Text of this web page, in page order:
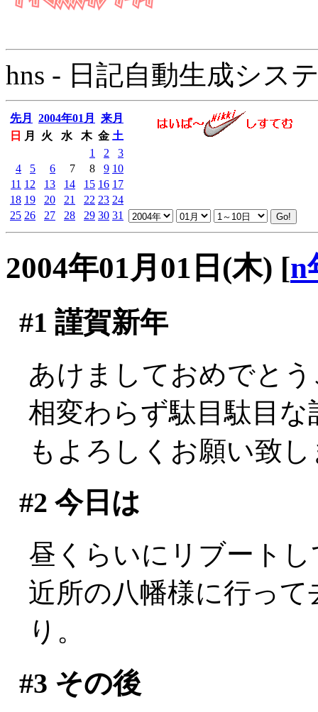
hns - 日記自動生成シス
先月 2004年01月
来月
日
月 火 水 木 金 土
1
2
3
4
5 6 7 8 9 10
11 12 13 14 15 16 17
18 19 20 21 22 23 24
25 26 27 28 29 30 31
2004年01月01日(木) [n
#1 謹賀新年
あけましておめでと
相変わらず駄目駄目
もよろしくお願い致し
#2 今日は
昼くらいにリブート
近所の八幡様に行っ
り。
#3 その後